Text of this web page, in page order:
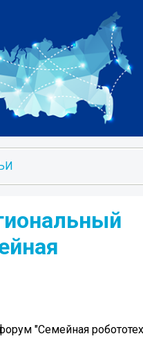
"Семейная